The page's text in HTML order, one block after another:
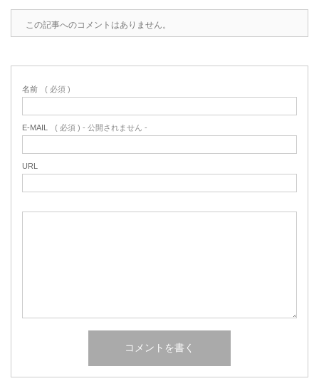
この記事へのコメントはありません。
名前 ( 必須 )
E-MAIL ( 必須 ) - 公開されません -
URL
場合、静電気により塗料に引火し火災
が発生する…